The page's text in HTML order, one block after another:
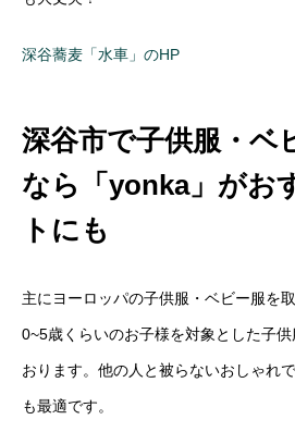
深谷蕎麦「水車」のHP
深谷市で子供服・ベ
なら「yonka」がお
トにも
主にヨーロッパの子供服・ベビー服を
0~5歳くらいのお子様を対象とした子
おります。他の人と被らないおしゃれ
も最適です。